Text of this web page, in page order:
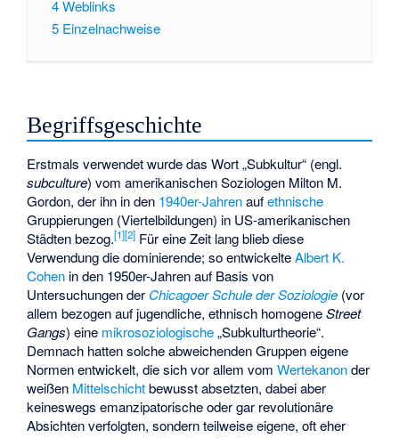
4Weblinks
5 Einzelnachweise
Begriffsgeschichte
Erstmals verwendet wurde das Wort „Subkultur“ (engl.
subculture) vom amerikanischen Soziologen Milton M.
Gordon, der ihn in den 1940er-Jahrenaufethnische
Gruppierungen (Viertelbildungen) in US-amerikanischen
Städten bezog.[1][2] Für eine Zeit lang blieb diese
Verwendung die dominierende; so entwickelteAlbert K.
Cohen in den 1950er-Jahren auf Basis von
Untersuchungen der Chicagoer Schule der Soziologie (vor
allem bezogen auf jugendliche, ethnisch homogeneStreet
Gangs) eine mikrosoziologische„Subkulturtheorie“.
Demnach hatten solche abweichenden Gruppen eigene
Normen entwickelt, die sich vor allem vomWertekanonder
weißen Mittelschichtbewusst absetzten, dabei aber
keineswegs emanzipatorische oder gar revolutionäre
Absichten verfolgten, sondern teilweise eigene, oft eher